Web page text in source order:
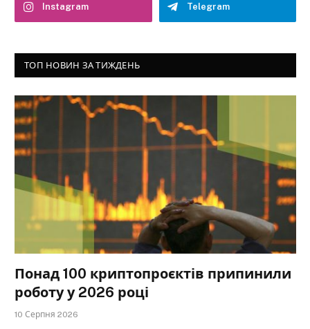
Instagram Telegram
ТОП НОВИН ЗА ТИЖДЕНЬ
Понад 100 криптопроєктів припинили
роботу у 2026 році
10 Серпня 2026